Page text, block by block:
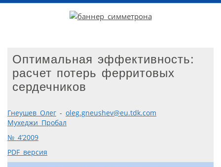
Оптимальная эффективность:
расчет потерь ферритовых
сердечников
Гнеушев Олег - oleg.gneushev@eu.tdk.com
Мухеджи Пробал
№ 4’2009
PDF версия